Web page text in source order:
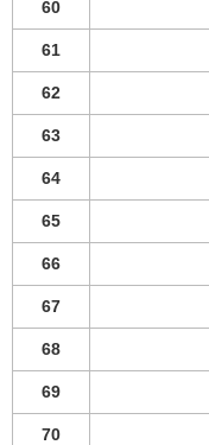
60
61
62
63
64
65
66
67
68
69
70